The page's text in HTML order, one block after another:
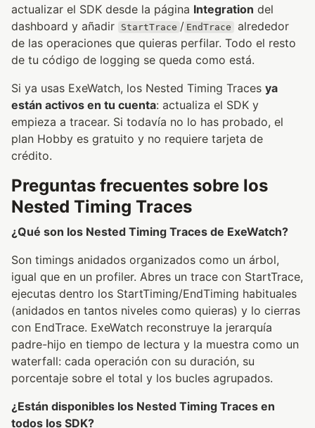
actualizar el SDK desde la página Integration del
dashboard y añadir
StartTrace / EndTrace
alrededor
de las operaciones que quieras perfilar. Todo el resto
de tu código de logging se queda como está.
Si ya usas ExeWatch, los Nested Timing Traces ya
están activos en tu cuenta: actualiza el SDK y
empieza a tracear. Si todavía no lo has probado, el
plan Hobby es gratuito y no requiere tarjeta de
crédito.
Preguntas frecuentes sobre los
Nested Timing Traces
¿Qué son los Nested Timing Traces de ExeWatch?
Son timings anidados organizados como un árbol,
igual que en un profiler. Abres un trace con StartTrace,
ejecutas dentro los StartTiming/EndTiming habituales
(anidados en tantos niveles como quieras) y lo cierras
con EndTrace. ExeWatch reconstruye la jerarquía
padre-hijo en tiempo de lectura y la muestra como un
waterfall: cada operación con su duración, su
porcentaje sobre el total y los bucles agrupados.
¿Están disponibles los Nested Timing Traces en
todos los SDK?